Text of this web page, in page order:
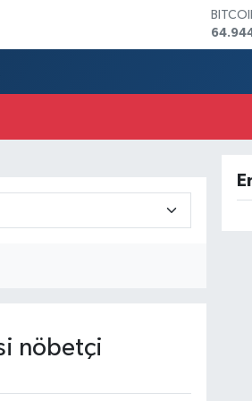
nöbetçi